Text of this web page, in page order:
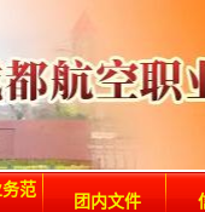
范
团内文件